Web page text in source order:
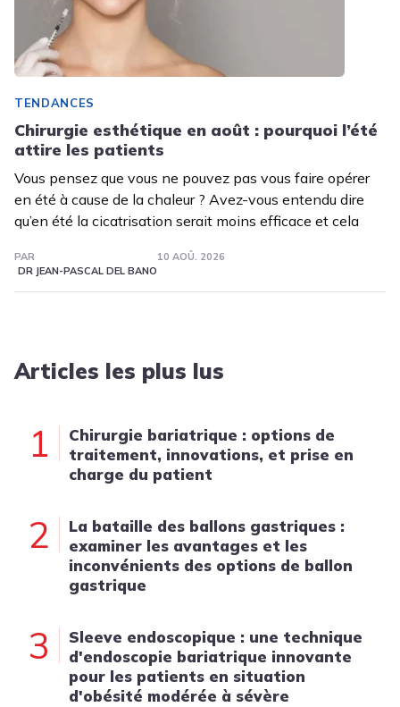
TENDANCES
Chirurgie esthétique en août : pourquoi l’été
attire les patients
Vous pensez que vous ne pouvez pas vous faire opérer
en été à cause de la chaleur ? Avez-vous entendu dire
qu’en été la cicatrisation serait moins efficace et cela
PAR
DR JEAN-PASCAL DEL BANO
10 AOÛ. 2026
Articles les plus lus
1
Chirurgie bariatrique : options de
traitement, innovations, et prise en
charge du patient
2
La bataille des ballons gastriques :
examiner les avantages et les
inconvénients des options de ballon
gastrique
3
Sleeve endoscopique : une technique
d'endoscopie bariatrique innovante
pour les patients en situation
d'obésité modérée à sévère